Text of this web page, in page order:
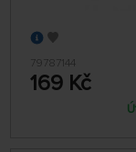
79787144
169 Kč